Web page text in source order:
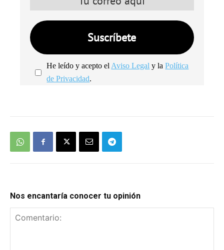
He leído y acepto el Aviso Legal y laPolítica
de Privacidad.
Nos encantaría conocer tu opinión